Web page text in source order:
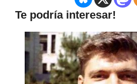
Te podría interesar!